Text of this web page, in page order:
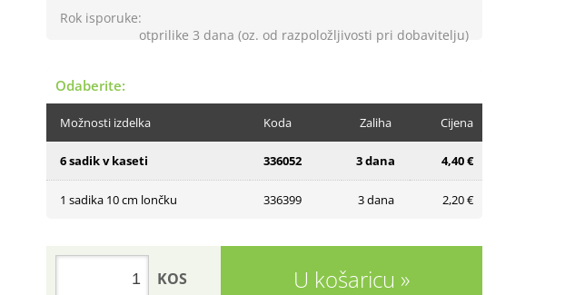
Rok isporuke:
otprilike 3 dana (oz. od razpoložljivosti pri dobavitelju)
Odaberite:
Možnosti izdelka Koda Zaliha Cijena
6 sadik v kaseti 336052 3 dana 4,40 €
1 sadika 10 cm lončku 336399 3 dana 2,20 €
U košaricu
KOS